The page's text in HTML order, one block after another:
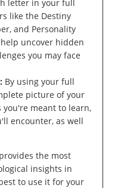
letter in your full
like the Destiny
and Personality
uncover hidden
you may face
By using your full
picture of your
you're meant to learn,
encounter, as well
the most
insights in
to use it for your